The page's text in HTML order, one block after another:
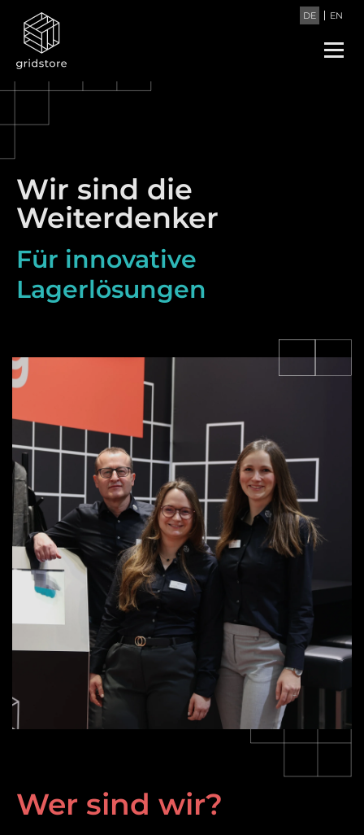
DE EN
Wir sind die
Weiterdenker
Für innovative
Lagerlösungen
Wer sind wir?